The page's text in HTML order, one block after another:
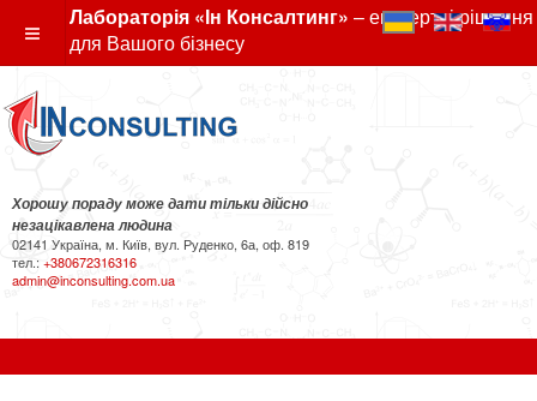
Лабораторія «Ін Консалтинг» – експертні рішення
для Вашого бізнесу
Хорошу пораду може дати тільки дійсно
незацікавлена людина
02141 Україна, м. Київ, вул. Руденко, 6а, оф. 819
тел.: +380672316316
admin@inconsulting.com.ua